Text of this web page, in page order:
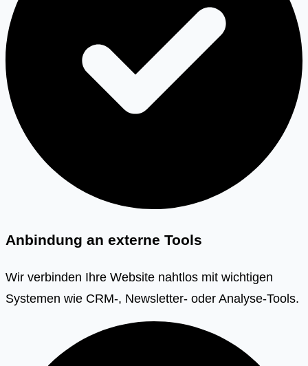
Anbindung an externe Tools
Wir verbinden Ihre Website nahtlos mit wichtigen
Systemen wie CRM-, Newsletter- oder Analyse-Tools.